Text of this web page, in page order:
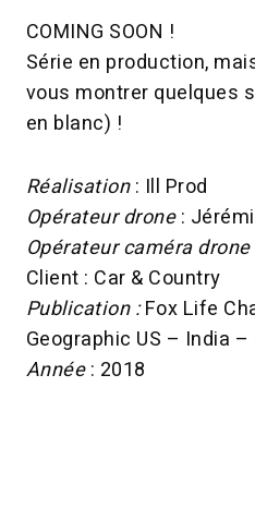
COMING SOON !
Série en production,
vous montrer quelques
en blanc) !
Réalisation: Ill Prod
Opérateur drone:
Opérateur caméra drone
Client : Car & Country
Publication :Fox Life
Geographic US – India –
Année: 2018